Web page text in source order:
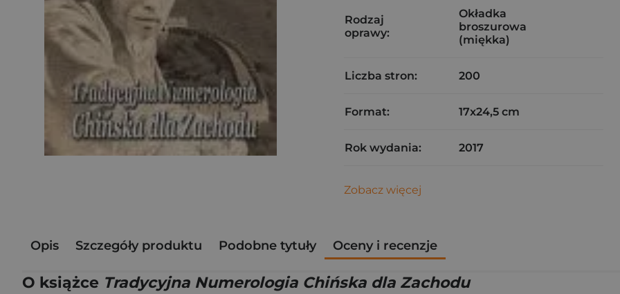
Rodzaj
oprawy:
Okładka
broszurowa
(miękka)
Liczba stron: 200
Format: 17x24,5 cm
Rok wydania: 2017
Zobacz więcej
Opis Szczegóły produktu Podobne tytuły Oceny i recenzje
O książce Tradycyjna Numerologia Chińska dla Zachodu